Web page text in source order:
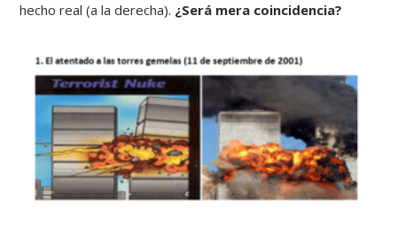
hecho real (a la derecha). ¿Será mera coincidencia?